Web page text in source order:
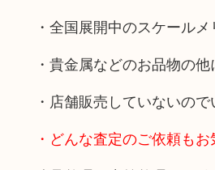
・全国展開中のスケール
・貴金属などのお品物の
・店舗販売していないの
・どんな査定のご依頼もお